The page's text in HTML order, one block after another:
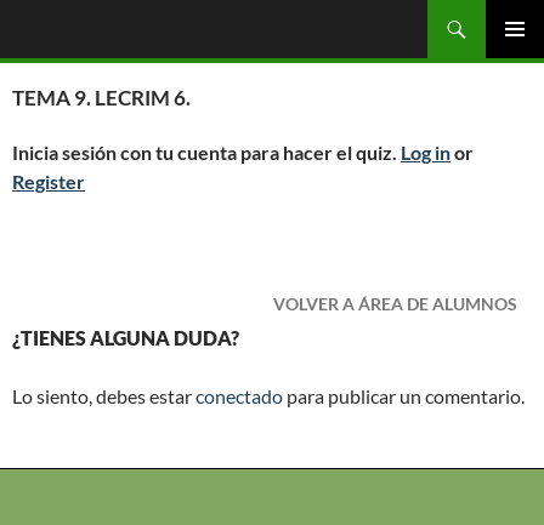
contenido
MENÚ
TEMA 9. LECRIM 6.
Inicia sesión con tu cuenta para hacer el quiz. Log inor
Register
VOLVER A ÁREA DE ALUMNOS
¿TIENES ALGUNA DUDA?
Lo siento, debes estarconectado para publicar un comentario.